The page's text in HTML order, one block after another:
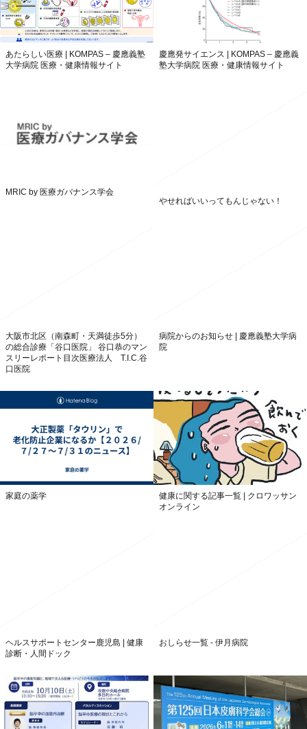
あたらしい医療 | KOMPAS – 慶應義塾
大学病院 医療・健康情報サイト
慶應発サイエンス | KOMPAS – 慶應義
塾大学病院 医療・健康情報サイト
MRIC by 医療ガバナンス学会
やせればいいってもんじゃない！
大阪市北区（南森町・天満徒歩5分）
の総合診療「谷口医院」 谷口恭のマン
スリーレポート目次医療法人 T.I.C.谷
口医院
病院からのお知らせ | 慶應義塾大学病
院
家庭の薬学
健康に関する記事一覧 | クロワッサン
オンライン
ヘルスサポートセンター鹿児島 | 健康
診断・人間ドック
おしらせ一覧 - 伊月病院